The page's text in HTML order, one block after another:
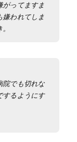
がってますま
嫌われてしま
院でも切れな
するようにす